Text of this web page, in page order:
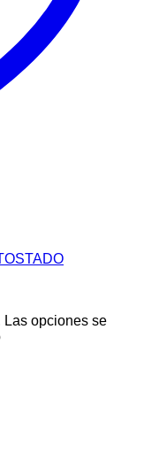
Las opciones se